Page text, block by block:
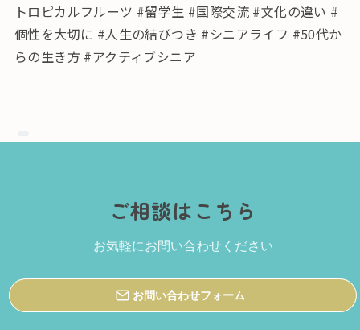
トロピカルフルーツ #留学生 #国際交流 #文化の違い #
個性を大切に #人生の結びつき #シニアライフ #50代か
らの生き方 #アクティブシニア
ご相談はこちら
お気軽にお問い合わせください
お問い合わせフォーム